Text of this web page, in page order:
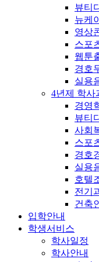
뷰티
뉴케
영상
스포
웹툰
경호
실용
4년제 학사
경영
뷰티
사회
스포
경호
실용
호텔
전기
건축
입학안내
학생서비스
학사일정
학사안내